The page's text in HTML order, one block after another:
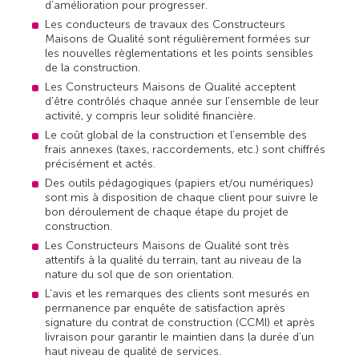
d’amélioration pour progresser.
Les conducteurs de travaux des Constructeurs
Maisons de Qualité sont régulièrement formées sur
les nouvelles règlementations et les points sensibles
de la construction.
Les Constructeurs Maisons de Qualité acceptent
d’être contrôlés chaque année sur l’ensemble de leur
activité, y compris leur solidité financière.
Le coût global de la construction et l’ensemble des
frais annexes (taxes, raccordements, etc.) sont chiffrés
précisément et actés.
Des outils pédagogiques (papiers et/ou numériques)
sont mis à disposition de chaque client pour suivre le
bon déroulement de chaque étape du projet de
construction.
Les Constructeurs Maisons de Qualité sont très
attentifs à la qualité du terrain, tant au niveau de la
nature du sol que de son orientation.
L’avis et les remarques des clients sont mesurés en
permanence par enquête de satisfaction après
signature du contrat de construction (CCMI) et après
livraison pour garantir le maintien dans la durée d’un
haut niveau de qualité de services.